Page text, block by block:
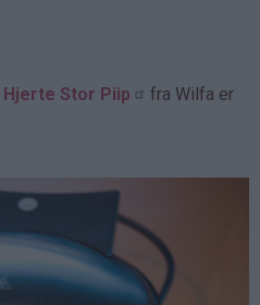
Hjerte Stor Piip
fra Wilfa er